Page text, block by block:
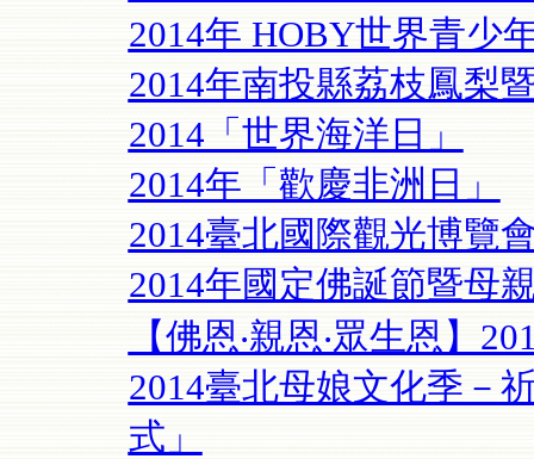
2014年 HOBY世界青少
2014年南投縣荔枝鳳梨
2014「世界海洋日」
2014年「歡慶非洲日」
2014臺北國際觀光博覽
2014年國定佛誕節暨母
【佛恩‧親恩‧眾生恩】
2014臺北母娘文化季－
式」